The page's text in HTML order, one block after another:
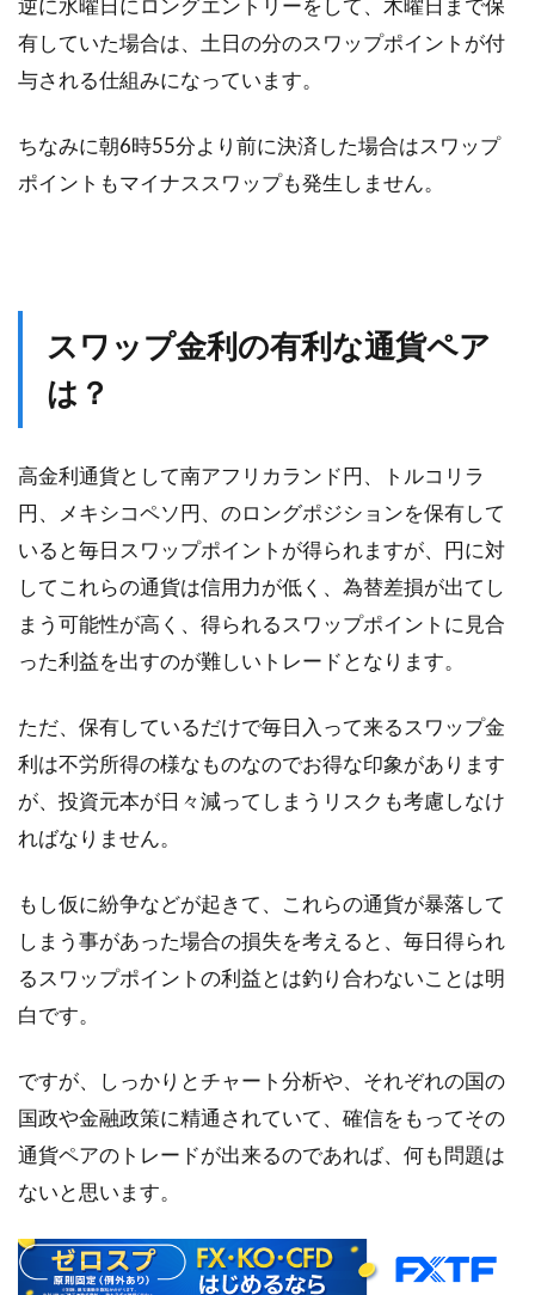
有していた場合は、土日の分のスワップポイントが付
与される仕組みになっています。
ちなみに朝6時55分より前に決済した場合はスワップ
ポイントもマイナススワップも発生しません。
スワップ金利の有利な通貨ペア
は？
高金利通貨として南アフリカランド円、トルコリラ
円、メキシコペソ円、のロングポジションを保有して
いると毎日スワップポイントが得られますが、円に対
してこれらの通貨は信用力が低く、為替差損が出てし
まう可能性が高く、得られるスワップポイントに見合
った利益を出すのが難しいトレードとなります。
ただ、保有しているだけで毎日入って来るスワップ金
利は不労所得の様なものなのでお得な印象があります
が、投資元本が日々減ってしまうリスクも考慮しなけ
ればなりません。
もし仮に紛争などが起きて、これらの通貨が暴落して
しまう事があった場合の損失を考えると、毎日得られ
るスワップポイントの利益とは釣り合わないことは明
白です。
ですが、しっかりとチャート分析や、それぞれの国の
国政や金融政策に精通されていて、確信をもってその
通貨ペアのトレードが出来るのであれば、何も問題は
ないと思います。